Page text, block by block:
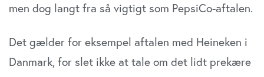
men dog langt fra så vigtigt som PepsiCo-aftalen.
Det gælder for eksempel aftalen med Heineken i
Danmark, for slet ikke at tale om det lidt prekære